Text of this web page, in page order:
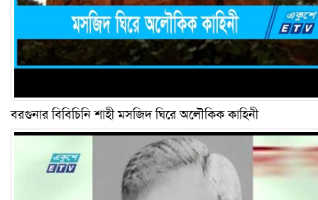
বরগুনার বিবিচিনি শাহী মসজিদ ঘিরে অলৌকিক কাহিনী